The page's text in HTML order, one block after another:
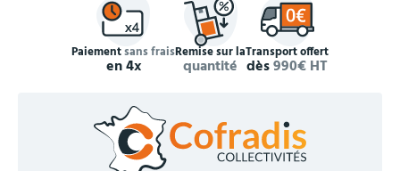
Paiementsans frais
en 4x
Remise sur la
quantité
Transport offert
dès990€ HT